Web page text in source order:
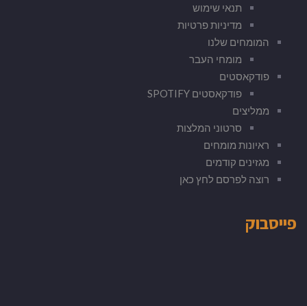
תנאי שימוש
מדיניות פרטיות
המומחים שלנו
מומחי העבר
פודקאסטים
פודקאסטים SPOTIFY
ממליצים
סרטוני המלצות
ראיונות מומחים
מגזינים קודמים
רוצה לפרסם לחץ כאן
פייסבוק